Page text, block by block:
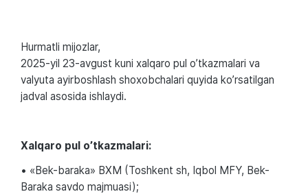
Hurmatli mijozlar,
2025-yil 23-avgust kuni xalqaro pul o’tkazmalari va
valyuta ayirboshlash shoxobchalari quyida ko’rsatilgan
jadval asosida ishlaydi.
Xalqaro pul o’tkazmalari:
• «Bek-baraka» BXM (Toshkent sh, Iqbol MFY, Bek-
Baraka savdo majmuasi);